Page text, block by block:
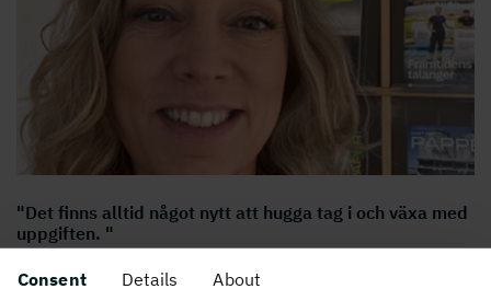
Consent Details About
"Det finns alltid något nytt att hugga tag i och växa med
uppgiften. "